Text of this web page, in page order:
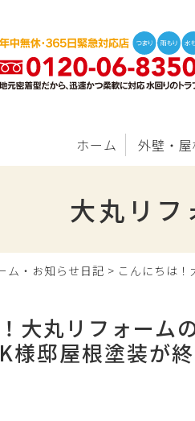
ホーム 外壁・屋
大丸リフ
ム・お知らせ日記 > こんにちは！
大丸リフォーム
様邸屋根塗装が